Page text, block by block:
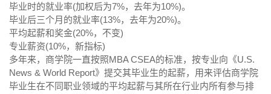
毕业时的就业率(加权后为7%，去年为10%)。
毕业后三个月的就业率(13%，去年为20%)。
平均起薪和奖金(20%，不变)
专业薪资(10%，新指标)
多年来，商学院一直按照MBA CSEA的标准，按专业向《U.S.
News & World Report》提交其毕业生的起薪，用来评估商学院
毕业生在不同职业领域的平均起薪与其所在行业内所有参与排